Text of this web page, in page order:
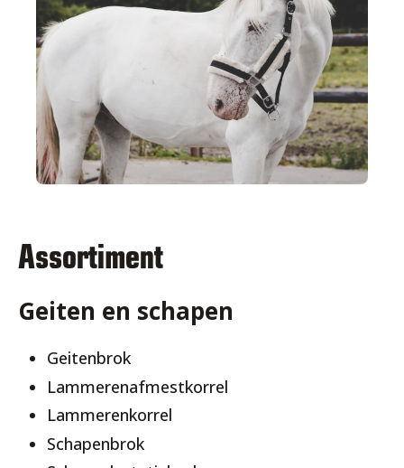
Assortiment
Geiten en schapen
Geitenbrok
Lammerenafmestkorrel
Lammerenkorrel
Schapenbrok